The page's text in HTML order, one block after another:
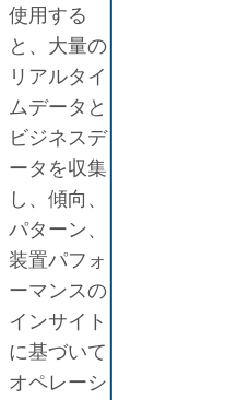
使用する
と、大量の
リアルタイ
ムデータと
ビジネスデ
ータを収集
し、傾向、
パターン、
装置パフォ
ーマンスの
インサイト
に基づいて
オペレーシ